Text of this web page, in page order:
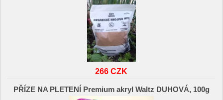
266 CZK
PŘÍZE NA PLETENÍ Premium akryl Waltz DUHOVÁ, 100g